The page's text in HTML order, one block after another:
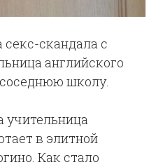
секс-скандала с
английского
школу.
учительница
в элитной
Как стало